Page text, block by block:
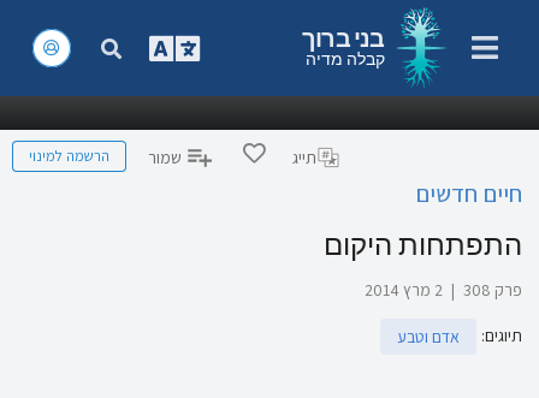
בני ברוך
קבלה מדיה
תייג שמור הרשמה למינוי
חיים חדשים
התפתחות היקום
פרק 308 | 2 מרץ 2014
תיוגים: אדם וטבע